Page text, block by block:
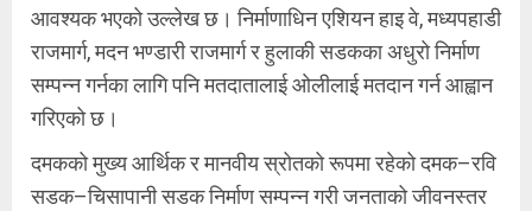
आवश्यक भएको उल्लेख छ। निर्माणाधिन एशियन हाइ वे, मध्यपहाडी
राजमार्ग, मदन भण्डारी राजमार्ग र हुलाकी सडकका अधुरो निर्माण
सम्पन्न गर्नका लागि पनि मतदातालाई ओलीलाई मतदान गर्न आह्वान
गरिएको छ।
दमकको मुख्य आर्थिक र मानवीय स्रोतको रूपमा रहेको दमक–रवि
सडक–चिसापानी सडक निर्माण सम्पन्न गरी जनताको जीवनस्तर